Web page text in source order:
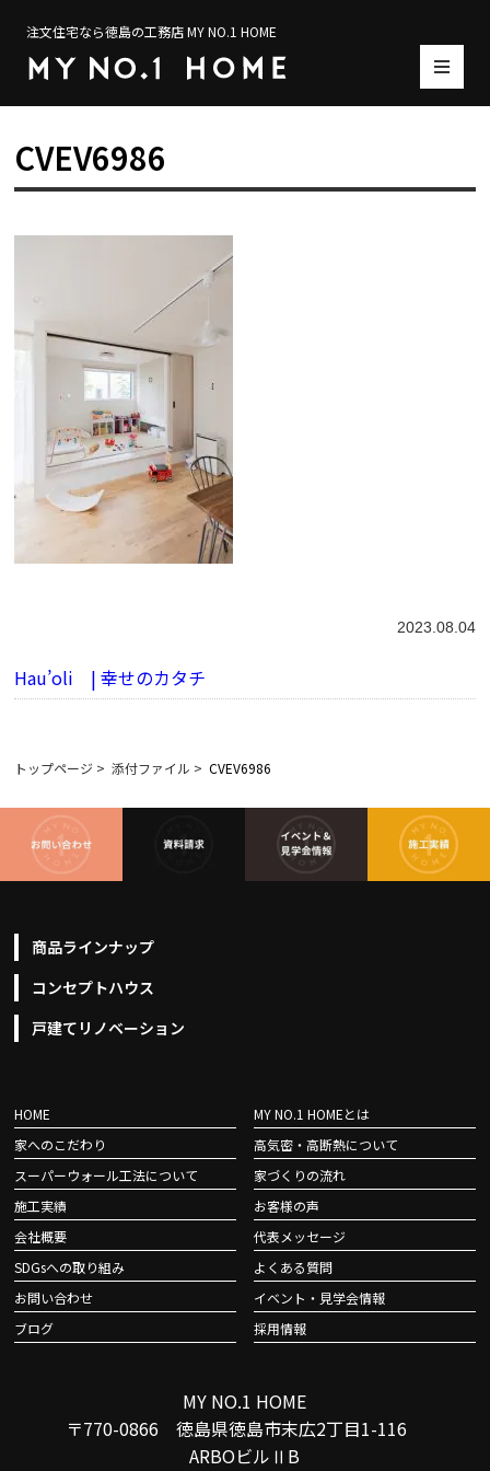
注文住宅なら徳島の工務店 MY NO.1 HOME
CVEV6986
2023.08.04
Hau’oli | 幸せのカタチ
トップページ > 添付ファイル > CVEV6986
商品ラインナップ
コンセプトハウス
戸建てリノベーション
HOME
MY NO.1 HOMEとは
家へのこだわり
高気密・高断熱について
スーパーウォール工法について
家づくりの流れ
施工実績
お客様の声
会社概要
代表メッセージ
SDGsへの取り組み
よくある質問
お問い合わせ
イベント・見学会情報
ブログ
採用情報
MY NO.1 HOME
〒770-0866 徳島県徳島市末広2丁目1-116
ARBOビルⅡB